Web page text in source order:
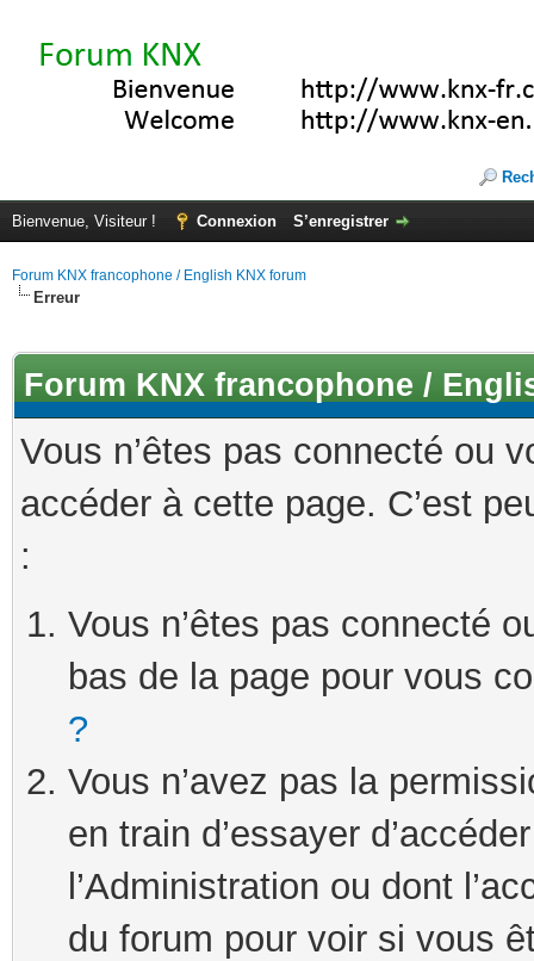
Bienvenue, Visiteur ! Connexion S’enregistrer
Forum KNX francophone / English KNX forum
Erreur
Forum KNX francophone /
Vous n’êtes pas connecté ou
accéder à cette page. C’est
:
Vous n’êtes pas connecté
bas de la page pour vous
?
Vous n’avez pas la
en train d’essayer
l’Administration ou dont
du forum pour voir si vous